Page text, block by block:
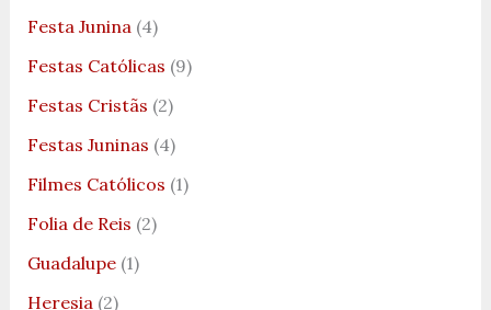
Festa Junina(4)
Festas Católicas (9)
Festas Cristãs (2)
Festas Juninas (4)
Filmes Católicos (1)
Folia de Reis (2)
Guadalupe(1)
Heresia(2)